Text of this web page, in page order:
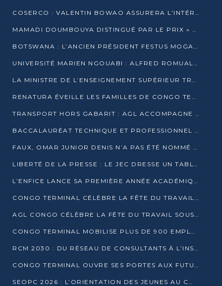
COSERCO : VALENTIN BOWAO ASSURERA L’INTÉRIM À LA TÊTE DU BUREAU EXÉCUTIF NATIONAL
MAMADI DOUMBOUYA DISTINGUÉ PAR LE PRIX « SUPER GRAND BÂTISSEUR BABACAR N’DIAYE »
BOTSWANA : L’ANCIEN PRÉSIDENT FESTUS MOGAE EST MORT À 86 ANS
UNIVERSITÉ MARIEN NGOUABI : ALFRED ROMUALD NGUYA POATY SOUTIENT UNE THÈSE SUR LE PARADOXE DE LA CROISSANCE EN ZONE CEMAC
LA MINISTRE DE L’ENSEIGNEMENT SUPÉRIEUR TRACE SA FEUILLE DE ROUTE
RENATURA ÉVEILLE LES FAMILLES DE CONGO TERMINAL À LA PROTECTION DE L’ENVIRONNEMENT
TRANSPORT HORS GABARIT : AGL ACCOMPAGNE LE DÉVELOPPEMENT DU SECTEUR BRASSICOLE AU CONGO
BACCALAURÉAT TECHNIQUE ET PROFESSIONNEL : 16 352 CANDIDATS LANCÉS DANS LES ÉPREUVES D’EPS
FAUX, OMAR JUNIOR DENIS N’A PAS ÉTÉ NOMMÉ AIDE DE CAMP ADJOINT DE DENIS SASSOU NGUESSO
LIBERTÉ DE LA PRESSE : LE JEC DRESSE UN TABLEAU PRÉOCCUPANT AU CONGO
L’ENFICE LANCE SA PREMIÈRE ANNÉE ACADÉMIQUE AVEC 100 FUTURS ENSEIGNANTS
CONGO TERMINAL CÉLÈBRE LA FÊTE DU TRAVAIL AVEC SES COLLABORATEURS À POINTE-NOIRE
AGL CONGO CÉLÈBRE LA FÊTE DU TRAVAIL SOUS LE SIGNE DE LA COHÉSION
CONGO TERMINAL MOBILISE PLUS DE 900 EMPLOYÉS AUTOUR DE LA SÉCURITÉ AU TRAVAIL
RCM 2030 : DU RÉSEAU DE CONSULTANTS À L’INSTRUMENT DE PUISSANCE EN AFRIQUE FRANCOPHONE
CONGO TERMINAL OUVRE SES PORTES AUX FUTURS INGÉNIEURS AU FORUM DES MÉTIERS D’UCAC-ICAM
SEOPC 2026 : L’ORIENTATION DES JEUNES AU CŒUR DE LA DEUXIÈME ÉDITION